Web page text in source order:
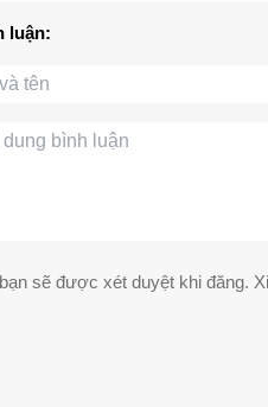
luận:
sẽ được xét duyệt khi đăng.